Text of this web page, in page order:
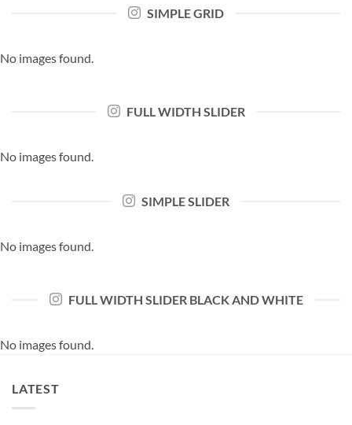
SIMPLE GRID
No images found.
FULL WIDTH SLIDER
No images found.
SIMPLE SLIDER
No images found.
FULL WIDTH SLIDER BLACK AND WHITE
No images found.
LATEST